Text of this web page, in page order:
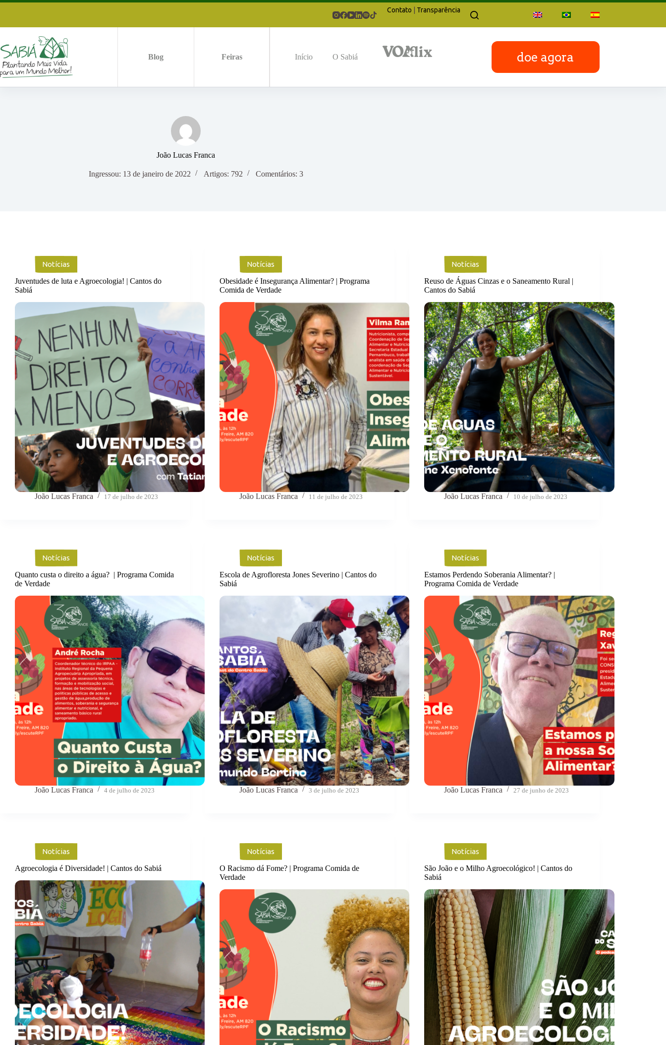
Pular
Contato | Transparência
Blog Feiras Início O Sabiá doe agora
João Lucas Franca
Ingressou: 13 de janeiro de 2022 Artigos: 792 Comentários: 3
Notícias
Juventudes de luta e Agroecologia! | Cantos do
Sabiá
João Lucas Franca 17 de julho de 2023
Notícias
Obesidade é Insegurança Alimentar? | Programa
Comida de Verdade
João Lucas Franca 11 de julho de 2023
Notícias
Reuso de Águas Cinzas e o Saneamento Rural |
Cantos do Sabiá
João Lucas Franca 10 de julho de 2023
Notícias
Quanto custa o direito a água? | Programa Comida
de Verdade
João Lucas Franca 4 de julho de 2023
Notícias
Escola de Agrofloresta Jones Severino | Cantos do
Sabiá
João Lucas Franca 3 de julho de 2023
Notícias
Estamos Perdendo Soberania Alimentar? |
Programa Comida de Verdade
João Lucas Franca 27 de junho de 2023
Notícias
Agroecologia é Diversidade! | Cantos do Sabiá
Notícias
O Racismo dá Fome? | Programa Comida de
Verdade
Notícias
São João e o Milho Agroecológico! | Cantos do
Sabiá